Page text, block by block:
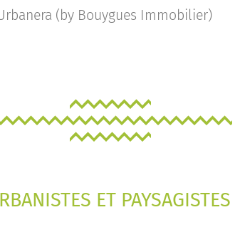
(by Bouygues Immobilier)
ET PAYSAGISTES